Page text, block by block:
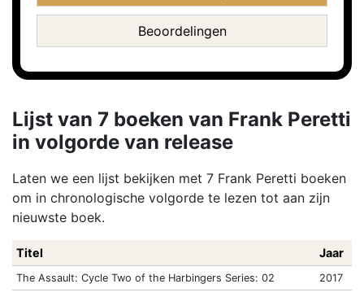
Beoordelingen
Lijst van 7 boeken van Frank Peretti
in volgorde van release
Laten we een lijst bekijken met 7 Frank Peretti boeken
om in chronologische volgorde te lezen tot aan zijn
nieuwste boek.
Titel Jaar
The Assault: Cycle Two of the Harbingers Series: 02
2017